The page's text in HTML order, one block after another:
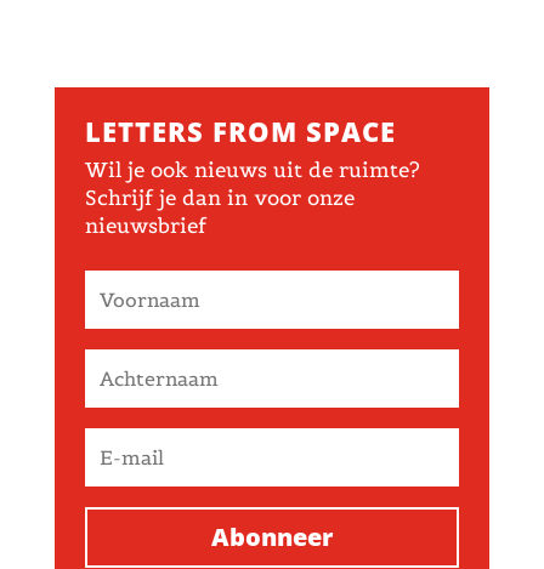
LETTERS FROM SPACE
Wil je ook nieuws uit de ruimte?
Schrijf je dan in voor onze
nieuwsbrief
Abonneer